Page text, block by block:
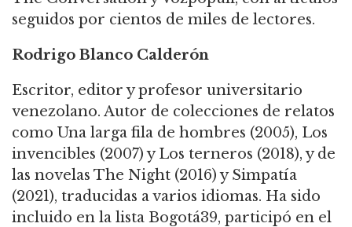
seguidos por cientos de miles de lectores.
Rodrigo Blanco Calderón
Escritor, editor y profesor universitario
venezolano. Autor de colecciones de relatos
como Una larga fila de hombres (2005), Los
invencibles (2007) y Los terneros (2018), y de
las novelas The Night (2016) y Simpatía
(2021), traducidas a varios idiomas. Ha sido
incluido en la lista Bogotá39, participó en el